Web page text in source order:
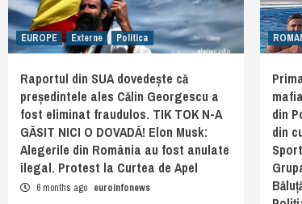
EUROPE Externe Politica
Raportul din SUA dovedește că
președintele ales Călin Georgescu a
fost eliminat fraudulos. TIK TOK N-A
GĂSIT NICI O DOVADĂ! Elon Musk:
Alegerile din România au fost anulate
ilegal. Protest la Curtea de Apel
6 months ago euroinfonews
din
din